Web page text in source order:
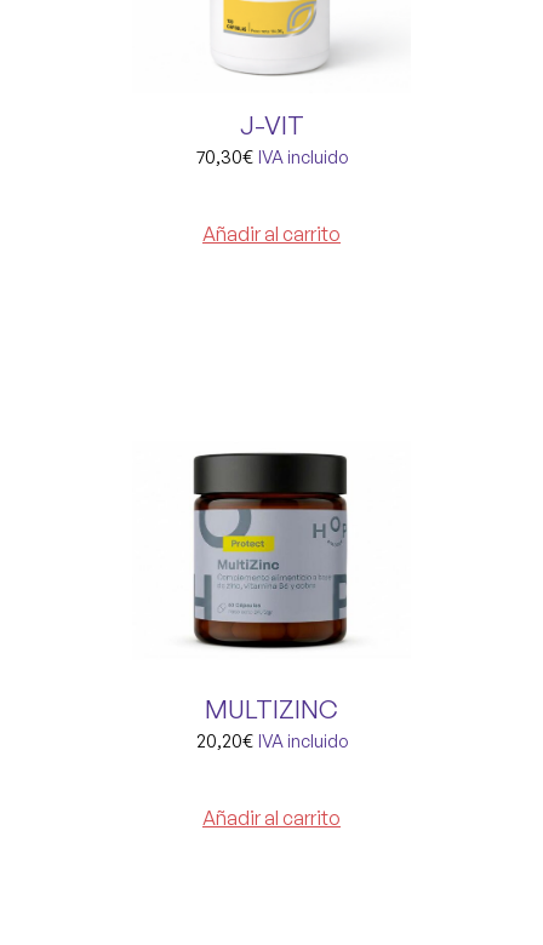
J-VIT
70,30€ IVA incluido
Añadir al carrito
MULTIZINC
20,20€ IVA incluido
Añadir al carrito